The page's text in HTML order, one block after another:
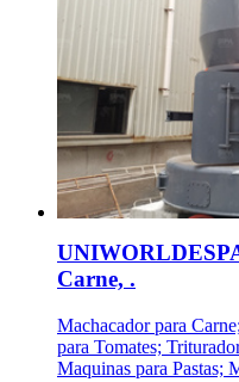
Carne, .
Machacador para
para Tomates;
Maquinas para Pastas;